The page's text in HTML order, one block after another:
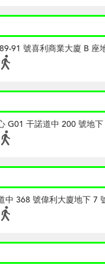
91 號喜利商業大廈 B 座
G01 干諾道中 200 號地下
中 368 號偉利大廈地下 7